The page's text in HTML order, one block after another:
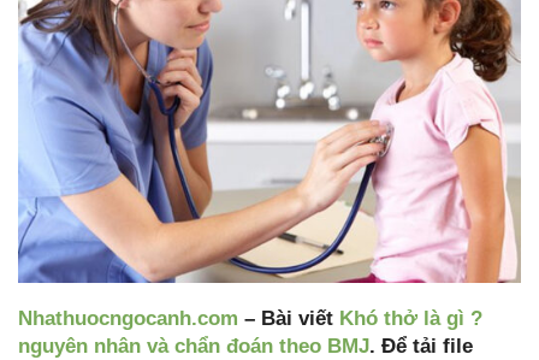
Nhathuocngocanh.com – Bài viết Khó thở là gì ?
nguyên nhân và chẩn đoán theo BMJ. Để tải file